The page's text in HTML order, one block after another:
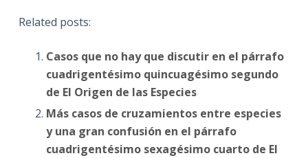
Related posts:
Casos que no hay que discutir en el párrafo
cuadrigentésimo quincuagésimo segundo
de El Origen de las Especies
Más casos de cruzamientos entre especies
y una gran confusión en el párrafo
cuadrigentésimo sexagésimo cuarto de El